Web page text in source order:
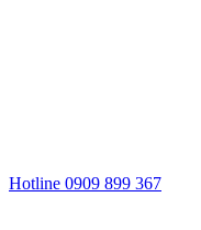
Hotline 0909 899 367